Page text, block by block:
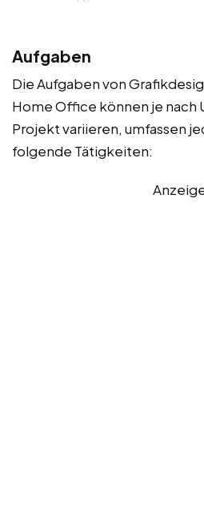
Aufgaben
Die Aufgaben von
Home Office können je nach
Projekt variieren, umfassen
folgende Tätigkeiten: